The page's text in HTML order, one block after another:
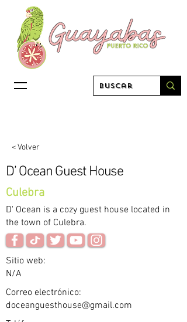
< Volver
D’ Ocean Guest House
Culebra
D' Ocean is a cozy guest house located in
the town of Culebra.
Sitio web:
N/A
Correo electrónico:
doceanguesthouse@gmail.com